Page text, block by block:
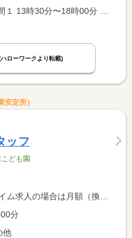
ハローワークより転載)
定所）
ッフ
ども園
、パート求人の場合は時間額を表示しています。
分
他